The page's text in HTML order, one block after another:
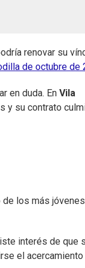
renovar su
de octubre de
en duda. En Vila
y su contrato
de los más
interés de que
el acercamiento